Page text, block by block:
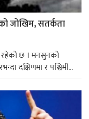
जोखिम, सतर्कता
रहेको छ । मनसुनको
दक्षिणमा र पश्चिमी...